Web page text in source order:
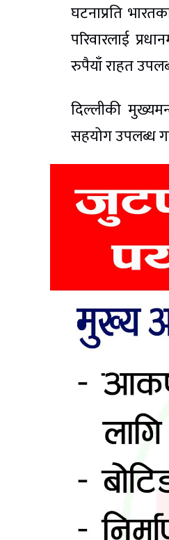
घटनाप्रति
परिवारलाई
रुपैयाँ राहत
दिल्लीकी
सहयोग उपलब्ध